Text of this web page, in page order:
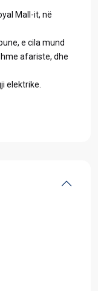
Mall-it, në
e cila mund
afariste, dhe
elektrike.